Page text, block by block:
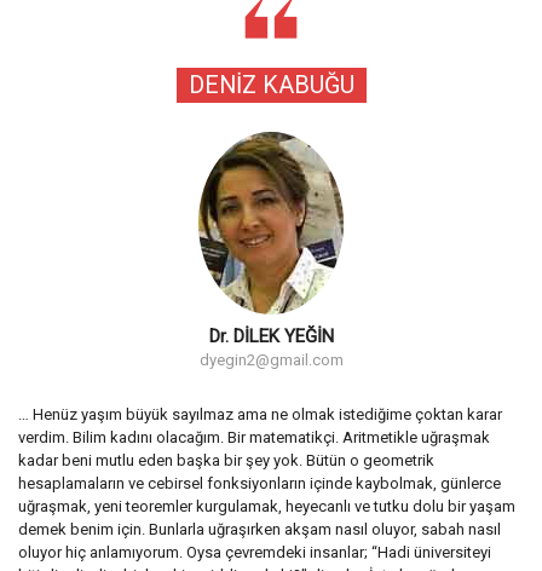
DENİZ KABUĞU
Dr. DİLEK YEĞİN
dyegin2@gmail.com
… Henüz yaşım büyük sayılmaz ama ne olmak istediğime çoktan karar
verdim. Bilim kadını olacağım. Bir matematikçi. Aritmetikle uğraşmak
kadar beni mutlu eden başka bir şey yok. Bütün o geometrik
hesaplamaların ve cebirsel fonksiyonların içinde kaybolmak, günlerce
uğraşmak, yeni teoremler kurgulamak, heyecanlı ve tutku dolu bir yaşam
demek benim için. Bunlarla uğraşırken akşam nasıl oluyor, sabah nasıl
oluyor hiç anlamıyorum. Oysa çevremdeki insanlar; “Hadi üniversiteyi